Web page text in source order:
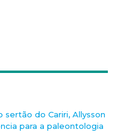
sertão do Cariri, Allysson
para a paleontologia